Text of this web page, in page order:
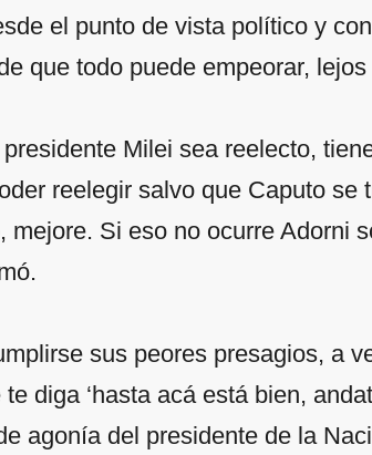
el punto de vista político y
que todo puede empeorar, lejos
Milei sea reelecto,
reelegir salvo que Caputo se
mejore. Si eso no ocurre Adorni
sus peores presagios, a
diga ‘hasta acá está bien,
agonía del presidente de la